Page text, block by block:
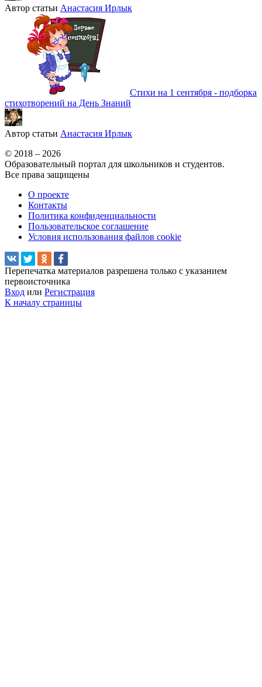
Автор статьи Анастасия Ирлык
Стихи на 1 сентября - подборка
стихотворений на День Знаний
Автор статьи Анастасия Ирлык
© 2018 – 2026
Образовательный портал для школьников и студентов.
Все права защищены
О проекте
Контакты
Политика конфиденциальности
Пользовательское соглашение
Условия использования файлов cookie
Перепечатка материалов разрешена только с указанием
первоисточника
Вход или Регистрация
К началу страницы